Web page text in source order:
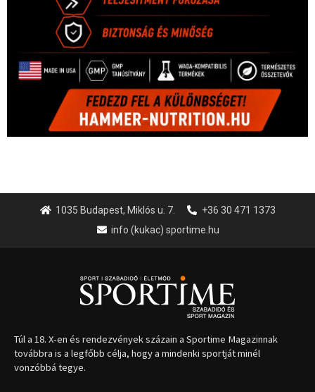
1035 Budapest, Miklós u. 7.
+36 30 471 1373
info (kukac) sportime.hu
Túl a 18. X-en és rendezvények százain a Sportime Magazinnak
továbbra is a legfőbb célja, hogy a mindenki sportját minél
vonzóbbá tegye.